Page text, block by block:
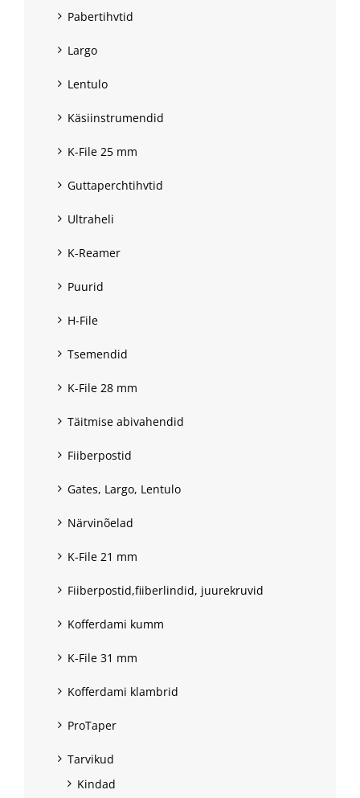
Pabertihvtid
Largo
Lentulo
Käsiinstrumendid
K-File 25 mm
Guttaperchtihvtid
Ultraheli
K-Reamer
Puurid
H-File
Tsemendid
K-File 28 mm
Täitmise abivahendid
Fiiberpostid
Gates, Largo, Lentulo
Närvinõelad
K-File 21 mm
Fiiberpostid,fiiberlindid, juurekruvid
Kofferdami kumm
K-File 31 mm
Kofferdami klambrid
ProTaper
Tarvikud
Kindad